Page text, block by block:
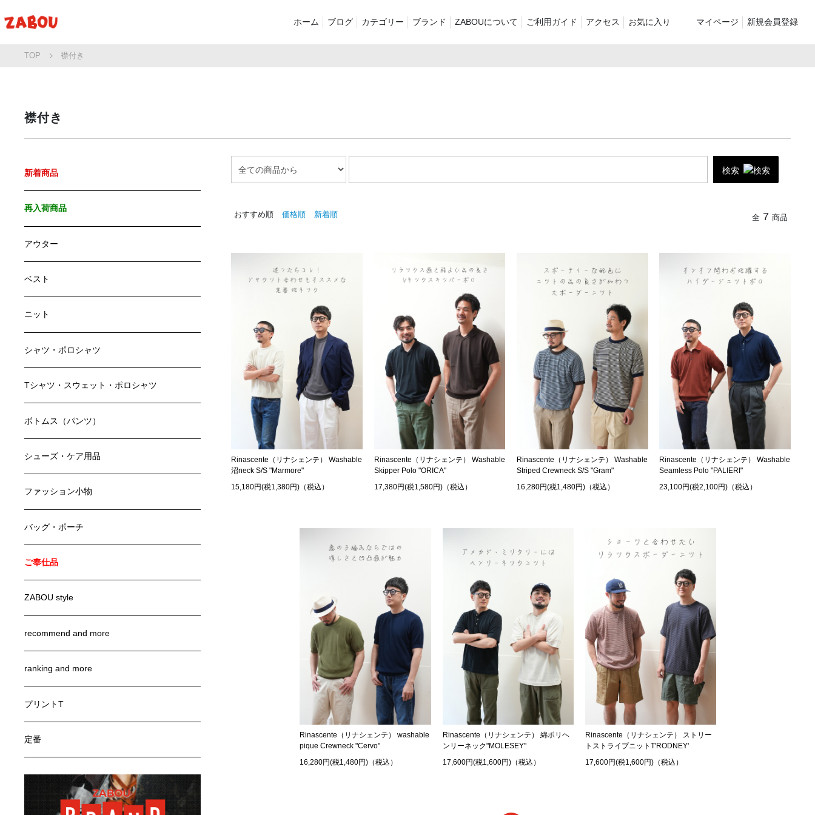
ホーム ブログ カテゴリー
ZABOU Standard Item
品
ブランド ZABOUについて ご利用ガイド アクセス お気に入り マイページ 新規会員登録
TOP 襟付き
襟付き
検索
おすすめ順 価格順 新着順 全 7 商品
Rinascente（リナシェンテ） Washable
沼neck S/S "Marmore"
15,180円(税1,380円)（税込）
Rinascente（リナシェンテ） Washable
Skipper Polo "ORICA"
17,380円(税1,580円)（税込）
Rinascente（リナシェンテ） Washable
Striped Crewneck S/S "Gram"
16,280円(税1,480円)（税込）
Rinascente（リナシェンテ） Washable
Seamless Polo "PALIERI"
23,100円(税2,100円)（税込）
Rinascente（リナシェンテ） washable
pique Crewneck "Cervo"
16,280円(税1,480円)（税込）
Rinascente（リナシェンテ） 綿ポリヘ
ンリーネック"MOLESEY"
17,600円(税1,600円)（税込）
Rinascente（リナシェンテ） ストリー
トストライプニットT'RODNEY'
17,600円(税1,600円)（税込）
新着商品
再入荷商品
アウター
ベスト
ニット
シャツ・ポロシャツ
Tシャツ・スウェット・ポロシャツ
ボトムス（パンツ）
シューズ・ケア用品
ファッション小物
バッグ・ポーチ
ご奉仕品
ZABOU style
recommend and more
ranking and more
プリントT
定番